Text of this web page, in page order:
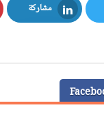
مشاركة
LinkedIn